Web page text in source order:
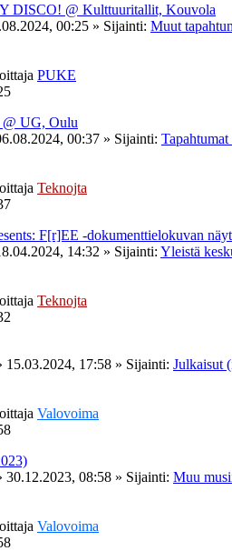
DISCO! @ Kulttuuritallit, Kouvola
00:25 » Sijainti: Muut
PUKE
@ UG, Oulu
00:37 » Sijainti: Tapahtumat
Teknojta
F[r]EE -dokumenttielokuvan
14:32 » Sijainti: Yleistä
Teknojta
15.03.2024, 17:58 » Sijainti: Julkaisut
Valovoima
30.12.2023, 08:58 » Sijainti: Muu
Valovoima